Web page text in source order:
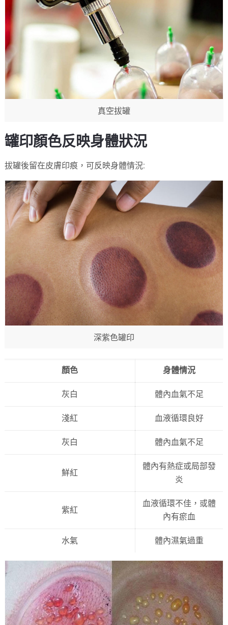
真空拔罐
罐印顏色反映身體狀況
拔罐後留在皮膚印痕，可反映身體情況:
深紫色罐印
顏色 身體情況
灰白 體內血氣不足
淺紅 血液循環良好
灰白 體內血氣不足
鮮紅
體內有熱症或局部發
炎
紫紅
血液循環不佳，或體
內有瘀血
水氣 體內濕氣過重